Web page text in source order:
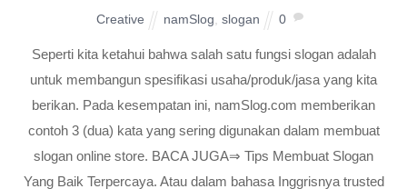
Creative namSlog slogan 0
Seperti kita ketahui bahwa salah satu fungsi slogan adalah
untuk membangun spesifikasi usaha/produk/jasa yang kita
berikan. Pada kesempatan ini, namSlog.com memberikan
contoh 3 (dua) kata yang sering digunakan dalam membuat
slogan online store. BACA JUGA⇒ Tips Membuat Slogan
Yang Baik Terpercaya. Atau dalam bahasa Inggrisnya trusted